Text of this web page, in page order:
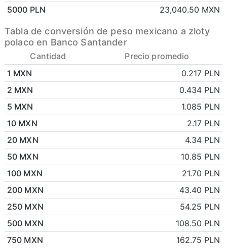
5000 PLN
23,040.50 MXN
Tabla de conversión de peso mexicano a zloty
polaco en Banco Santander
Cantidad
Precio promedio
1 MXN
0.217 PLN
2 MXN
0.434 PLN
5 MXN
1.085 PLN
10 MXN
2.17 PLN
20 MXN
4.34 PLN
50 MXN
10.85 PLN
100 MXN
21.70 PLN
200 MXN
43.40 PLN
250 MXN
54.25 PLN
500 MXN
108.50 PLN
750 MXN
162.75 PLN